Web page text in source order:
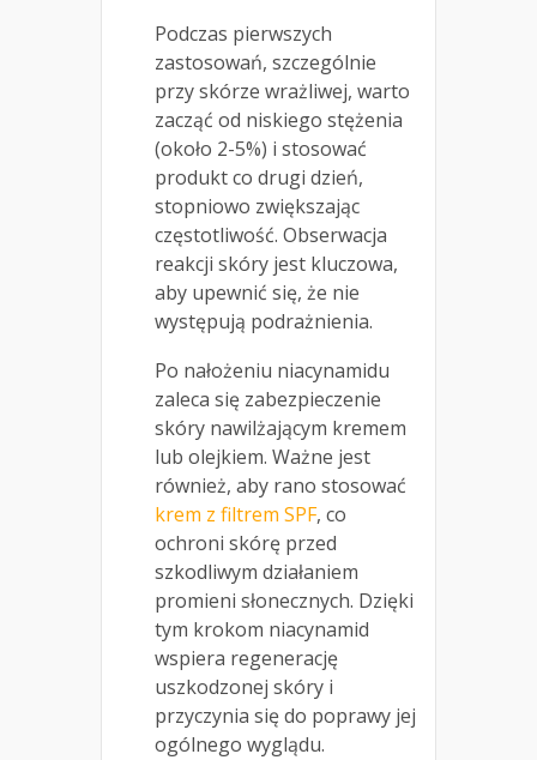
Podczas pierwszych
zastosowań, szczególnie
przy skórze wrażliwej, warto
zacząć od niskiego stężenia
(około 2-5%) i stosować
produkt co drugi dzień,
stopniowo zwiększając
częstotliwość. Obserwacja
reakcji skóry jest kluczowa,
aby upewnić się, że nie
występują podrażnienia.
Po nałożeniu niacynamidu
zaleca się zabezpieczenie
skóry nawilżającym kremem
lub olejkiem. Ważne jest
również, aby rano stosować
krem z filtrem SPF, co
ochroni skórę przed
szkodliwym działaniem
promieni słonecznych. Dzięki
tym krokom niacynamid
wspiera regenerację
uszkodzonej skóry i
przyczynia się do poprawy jej
ogólnego wyglądu.